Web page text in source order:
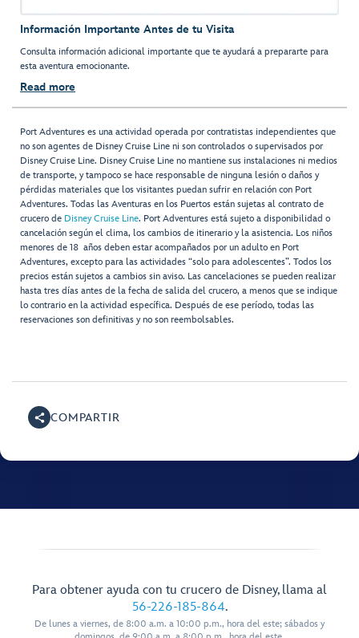
Información Importante Antes de tu Visita
Consulta información adicional importante que te ayudará a prepararte para
esta aventura emocionante.
Read more
Port Adventures es una actividad operada por contratistas independientes que
no son agentes de Disney Cruise Line ni son controlados o supervisados por
Disney Cruise Line. Disney Cruise Line no mantiene sus instalaciones ni medios
de transporte, y tampoco se hace responsable de ninguna lesión o daños y
pérdidas materiales que los visitantes puedan sufrir en relación con Port
Adventures. Todas las Aventuras en los Puertos están sujetas al contrato de
crucero de Disney Cruise Line. Port Adventures está sujeto a disponibilidad o
cancelación según el clima, los cambios de itinerario y la asistencia. Los niños
menores de 18 años deben estar acompañados por un adulto en Port
Adventures, excepto para las actividades “solo para adolescentes”. Todos los
precios están sujetos a cambios sin aviso. Las cancelaciones se pueden realizar
hasta tres días antes de la fecha de salida del crucero, a menos que se indique
lo contrario en la actividad específica. Después de ese período, todas las
reservaciones son definitivas y no son reembolsables.
COMPARTIR
Para obtener ayuda con tu crucero de Disney, llama al
56-226-185-864.
De lunes a viernes, de 8:00 a.m. a 10:00 p.m., hora del este; sábados y